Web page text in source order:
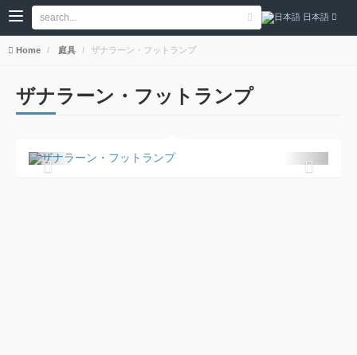
日本語
Home 庭具 ザナラーン・フットランプ
ザナラーン・フットランプ